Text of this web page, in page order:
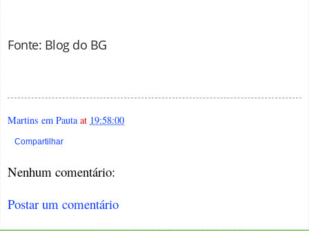
Fonte: Blog do BG
Martins em Pauta at 19:58:00
Compartilhar
Nenhum comentário:
Postar um comentário